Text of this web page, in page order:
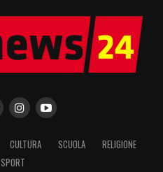
CULTURA SCUOLA
RELIGIONE
SPORT